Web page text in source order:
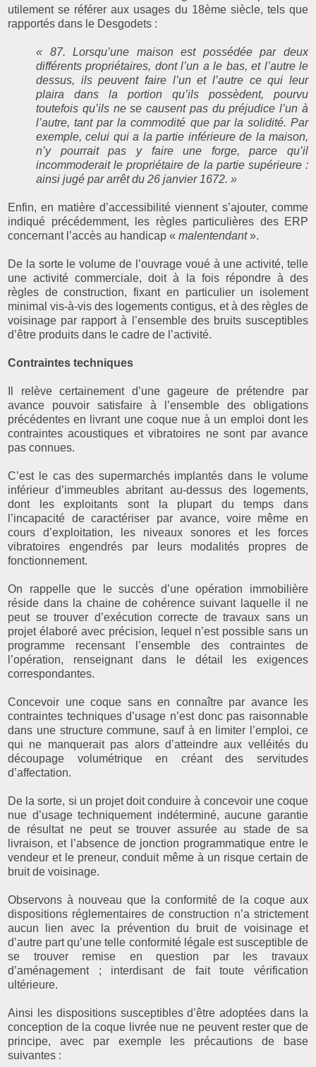
utilement se référer aux usages du 18ème siècle, tels que
rapportés dans le Desgodets :
« 87. Lorsqu’une maison est possédée par deux
différents propriétaires, dont l’un a le bas, et l’autre le
dessus, ils peuvent faire l’un et l’autre ce qui leur
plaira dans la portion qu’ils possèdent, pourvu
toutefois qu’ils ne se causent pas du préjudice l’un à
l’autre, tant par la commodité que par la solidité. Par
exemple, celui qui a la partie inférieure de la maison,
n’y pourrait pas y faire une forge, parce qu’il
incommoderait le propriétaire de la partie supérieure :
ainsi jugé par arrêt du 26 janvier 1672. »
Enfin, en matière d’accessibilité viennent s’ajouter, comme
indiqué précédemment, les règles particulières des ERP
concernant l’accès au handicap « malentendant».
De la sorte le volume de l’ouvrage voué à une activité, telle
une activité commerciale, doit à la fois répondre à des
règles de construction, fixant en particulier un isolement
minimal vis-à-vis des logements contigus, et à des règles de
voisinage par rapport à l’ensemble des bruits susceptibles
d’être produits dans le cadre de l’activité.
Contraintes techniques
Il relève certainement d’une gageure de prétendre par
avance pouvoir satisfaire à l’ensemble des obligations
précédentes en livrant une coque nue à un emploi dont les
contraintes acoustiques et vibratoires ne sont par avance
pas connues.
C’est le cas des supermarchés implantés dans le volume
inférieur d’immeubles abritant au-dessus des logements,
dont les exploitants sont la plupart du temps dans
l’incapacité de caractériser par avance, voire même en
cours d’exploitation, les niveaux sonores et les forces
vibratoires engendrés par leurs modalités propres de
fonctionnement.
On rappelle que le succès d’une opération immobilière
réside dans la chaine de cohérence suivant laquelle il ne
peut se trouver d’exécution correcte de travaux sans un
projet élaboré avec précision, lequel n’est possible sans un
programme recensant l’ensemble des contraintes de
l’opération, renseignant dans le détail les exigences
correspondantes.
Concevoir une coque sans en connaître par avance les
contraintes techniques d’usage n’est donc pas raisonnable
dans une structure commune, sauf à en limiter l’emploi, ce
qui ne manquerait pas alors d’atteindre aux velléités du
découpage volumétrique en créant des servitudes
d’affectation.
De la sorte, si un projet doit conduire à concevoir une coque
nue d’usage techniquement indéterminé, aucune garantie
de résultat ne peut se trouver assurée au stade de sa
livraison, et l’absence de jonction programmatique entre le
vendeur et le preneur, conduit même à un risque certain de
bruit de voisinage.
Observons à nouveau que la conformité de la coque aux
dispositions réglementaires de construction n’a strictement
aucun lien avec la prévention du bruit de voisinage et
d’autre part qu’une telle conformité légale est susceptible de
se trouver remise en question par les travaux
d’aménagement ; interdisant de fait toute vérification
ultérieure.
Ainsi les dispositions susceptibles d’être adoptées dans la
conception de la coque livrée nue ne peuvent rester que de
principe, avec par exemple les précautions de base
suivantes :